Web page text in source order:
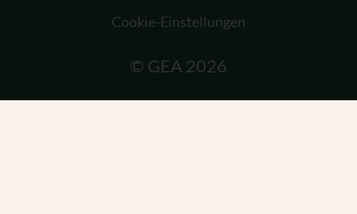
© GEA 2026
Cookie-Einstellungen